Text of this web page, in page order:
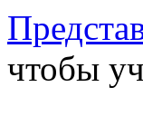
чтобы